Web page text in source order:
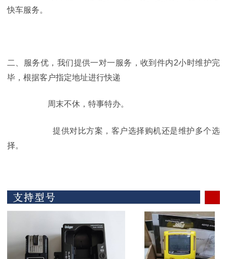
快车服务。
二、服务优，我们提供一对一服务，收到件内2小时维护完
毕，根据客户指定地址进行快递
周末不休，特事特办。
提供对比方案，客户选择购机还是维护多个选
择。